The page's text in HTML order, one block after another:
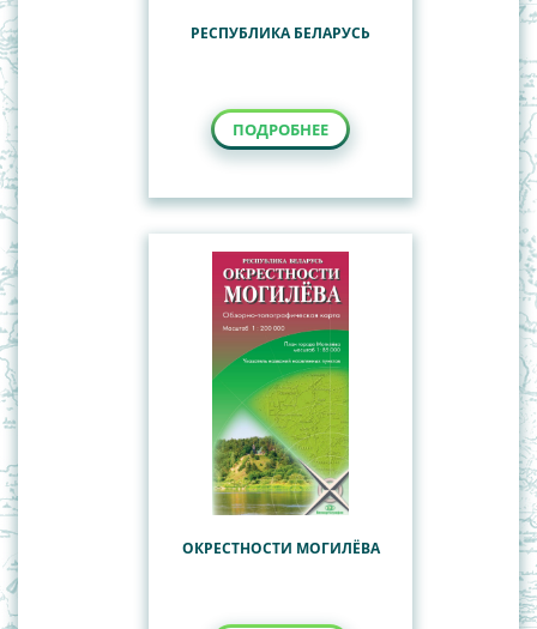
РЕСПУБЛИКА БЕЛАРУСЬ
ПОДРОБНЕЕ
ОКРЕСТНОСТИ МОГИЛЁВА